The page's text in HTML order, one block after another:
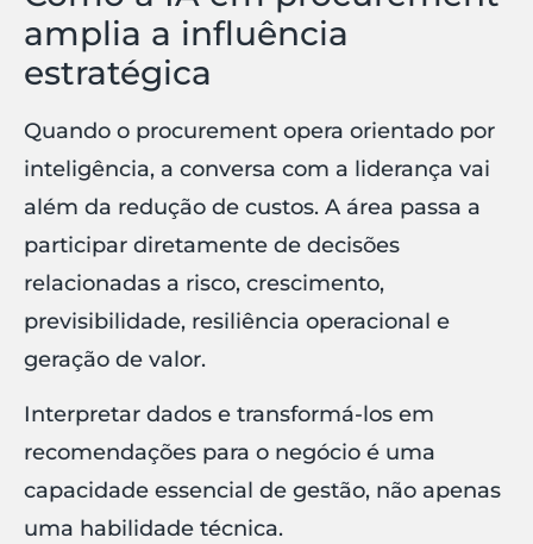
amplia a influência
estratégica
Quando o procurement opera orientado por
inteligência, a conversa com a liderança vai
além da redução de custos. A área passa a
participar diretamente de decisões
relacionadas a risco, crescimento,
previsibilidade, resiliência operacional e
geração de valor.
Interpretar dados e transformá-los em
recomendações para o negócio é uma
capacidade essencial de gestão, não apenas
uma habilidade técnica.